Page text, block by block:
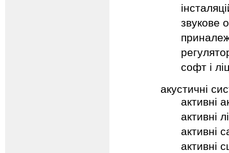
звукове
софт і
акустичні
активні
активні
активні
активні